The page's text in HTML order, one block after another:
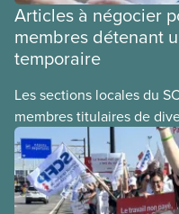
Articles à négocier
membres détenant
temporaire
Les sections locales du
membres titulaires de
travail temporaires,
travailleuses et
les permis d’études et
travail postdiplôme.